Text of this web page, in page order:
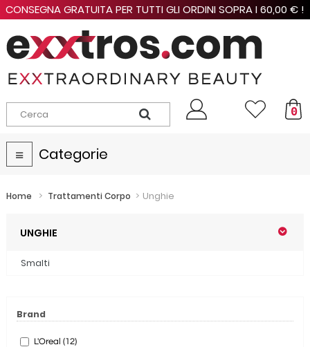
CONSEGNA GRATUITA PER TUTTI GLI ORDINI SOPRA I 60,00 € !
0
Navigazione
Toggle
Categorie
Home > Trattamenti Corpo > Unghie
UNGHIE
Smalti
Brand
L'Oreal (12)